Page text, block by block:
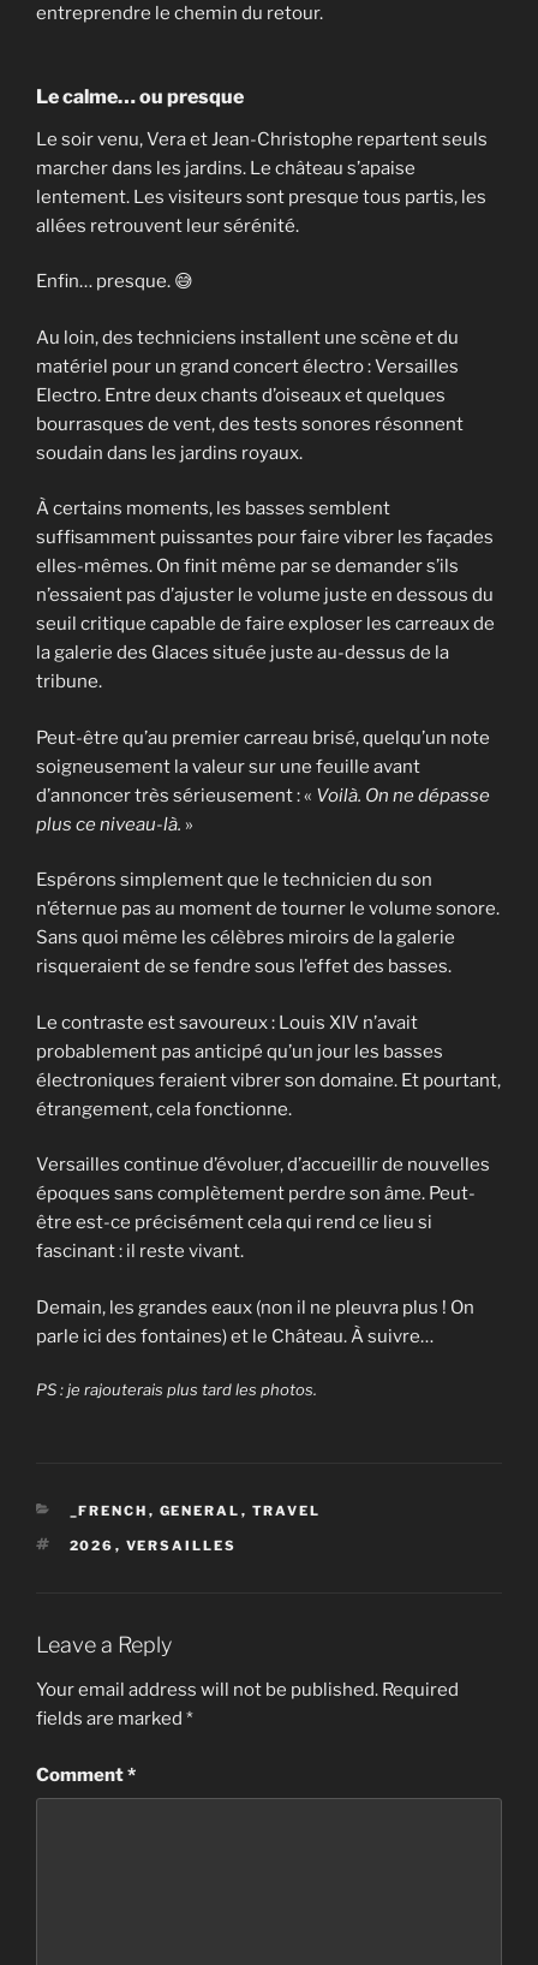
entreprendre le chemin du retour.
Le calme… ou presque
Le soir venu, Vera et Jean-Christophe repartent seuls
marcher dans les jardins. Le château s’apaise
lentement. Les visiteurs sont presque tous partis, les
allées retrouvent leur sérénité.
Enfin… presque. 😅
Au loin, des techniciens installent une scène et du
matériel pour un grand concert électro : Versailles
Electro. Entre deux chants d’oiseaux et quelques
bourrasques de vent, des tests sonores résonnent
soudain dans les jardins royaux.
À certains moments, les basses semblent
suffisamment puissantes pour faire vibrer les façades
elles-mêmes. On finit même par se demander s’ils
n’essaient pas d’ajuster le volume juste en dessous du
seuil critique capable de faire exploser les carreaux de
la galerie des Glaces située juste au-dessus de la
tribune.
Peut-être qu’au premier carreau brisé, quelqu’un note
soigneusement la valeur sur une feuille avant
d’annoncer très sérieusement : « Voilà. On ne dépasse
plus ce niveau-là. »
Espérons simplement que le technicien du son
n’éternue pas au moment de tourner le volume sonore.
Sans quoi même les célèbres miroirs de la galerie
risqueraient de se fendre sous l’effet des basses.
Le contraste est savoureux : Louis XIV n’avait
probablement pas anticipé qu’un jour les basses
électroniques feraient vibrer son domaine. Et pourtant,
étrangement, cela fonctionne.
Versailles continue d’évoluer, d’accueillir de nouvelles
époques sans complètement perdre son âme. Peut-
être est-ce précisément cela qui rend ce lieu si
fascinant : il reste vivant.
Demain, les grandes eaux (non il ne pleuvra plus ! On
parle ici des fontaines) et le Château. À suivre…
PS : je rajouterais plus tard les photos.
CATEGORIES
_FRENCH , GENERAL , TRAVEL
TAGS
2026 , VERSAILLES
Leave a Reply
Your email address will not be published. Required
fields are marked *
Comment*